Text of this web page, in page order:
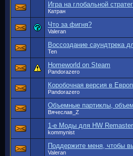
Игра на глобальной
Катран
Что за фигня?
Valeran
Воссоздание саундтрека
Ten
Homeworld on Steam
Pandorazero
Коробочная версия в
Pandorazero
Объемные партиклы,
Вячеслав_Z
1-е Моды для HW Remaster
kommynist
Поддержите меня, чтобы
Valeran